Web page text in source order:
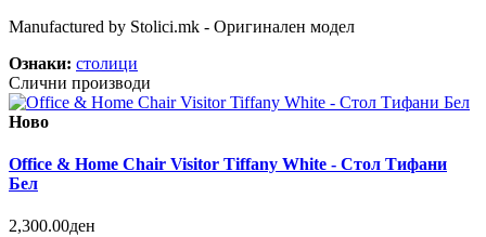
Manufactured by Stolici.mk - Оригинален модел
Ознаки: столици
Слични производи
Ново
Office & Home Chair Visitor Tiffany White - Стол Тифани
Бел
2,300.00ден